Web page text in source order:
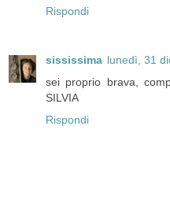
Rispondi
sississima lunedì, 31
sei proprio brava,
SILVIA
Rispondi